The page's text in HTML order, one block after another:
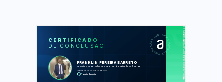
CERTIFICADO
DE CONCLUSÃO
FRANKLIN PEREIRA BARRETO
concluiu o curso online com carga horária estimada em 8 horas.
Finalizado em 23 de abril de 2022
Franklin-Barreto https://cursos.alura.com.br/certificate/33e43819-4fc9-40a0-b777-73cda01832eb
LAS
Infraestrutura da aplicação
Containerizando a aplicação